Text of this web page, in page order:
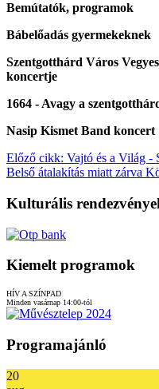
Bemútatók, programok
Bábelőadás gyermekeknek
Szentgotthárd Város
koncertje
1664 - Avagy a
Nasip Kismet Band koncert
Előző cikk: Vajtó és a Világ -
Belső átalakítás miatt zárva
Kulturális
Kiemelt programok
HÍV A SZÍNPAD
Minden vasárnap 14:00-tól
Programajánló
20